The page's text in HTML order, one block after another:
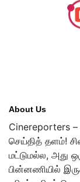
About Us
Cinereporters
செய்தித் தளம்!
மட்டுமல்ல, அது
பின்னணியில்